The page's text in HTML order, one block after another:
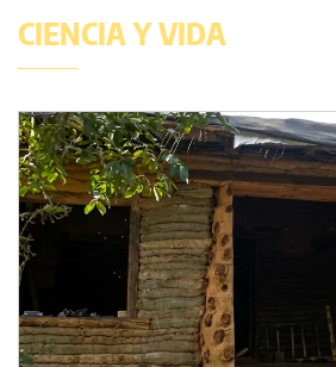
CIENCIA Y VIDA